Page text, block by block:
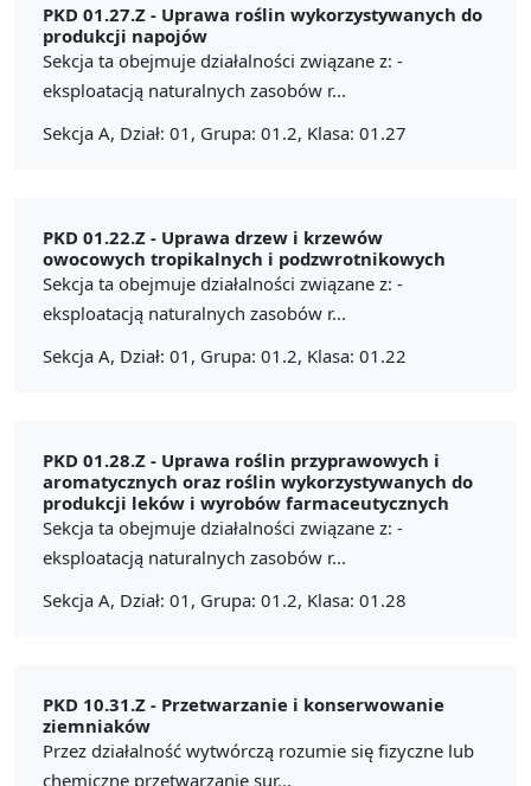
PKD 01.27.Z - Uprawa roślin wykorzystywanych do
produkcji napojów
Sekcja ta obejmuje działalności związane z: -
eksploatacją naturalnych zasobów r...
Sekcja A, Dział: 01, Grupa: 01.2, Klasa: 01.27
PKD 01.22.Z - Uprawa drzew i krzewów
owocowych tropikalnych i podzwrotnikowych
Sekcja ta obejmuje działalności związane z: -
eksploatacją naturalnych zasobów r...
Sekcja A, Dział: 01, Grupa: 01.2, Klasa: 01.22
PKD 01.28.Z - Uprawa roślin przyprawowych i
aromatycznych oraz roślin wykorzystywanych do
produkcji leków i wyrobów farmaceutycznych
Sekcja ta obejmuje działalności związane z: -
eksploatacją naturalnych zasobów r...
Sekcja A, Dział: 01, Grupa: 01.2, Klasa: 01.28
PKD 10.31.Z - Przetwarzanie i konserwowanie
ziemniaków
Przez działalność wytwórczą rozumie się fizyczne lub
chemiczne przetwarzanie sur...